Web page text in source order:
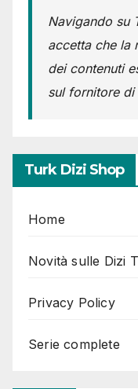
Navigando su
accetta che la
dei contenuti
sul fornitore di
Turk Dizi Shop
Home
Novità sulle Dizi
Privacy Policy
Serie complete